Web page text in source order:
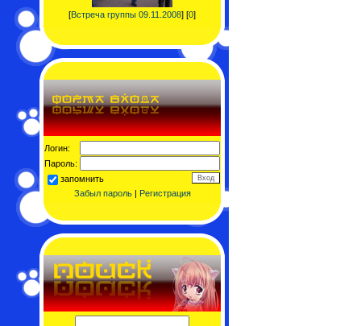
[Встреча группы 09.11.2008] [0]
Логин:
Пароль:
запомнить
Забыл пароль| Регистрация